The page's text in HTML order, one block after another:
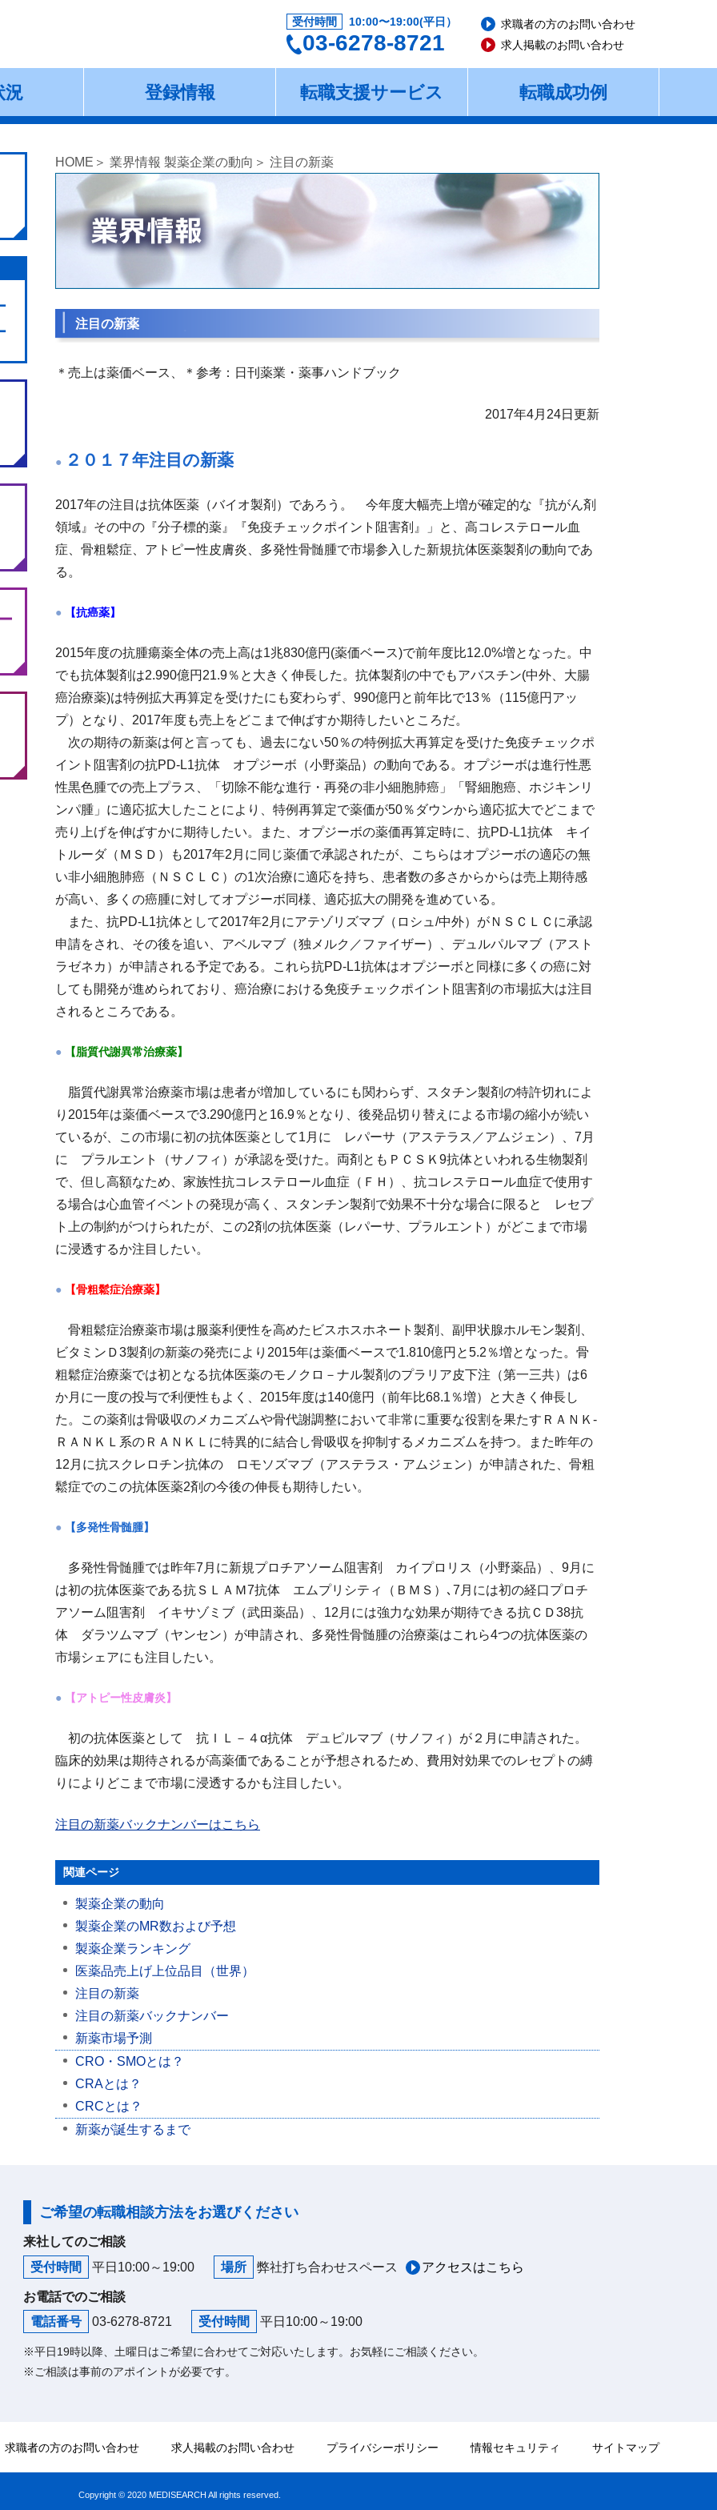
受付時間 10:00〜19:00(平日）
03-6278-8721
求職者の方のお問い合わせ
求人掲載のお問い合わせ
況 登録情報 転職支援サービス 転職成功例
HOME ＞ 業界情報 製薬企業の動向 ＞ 注目の新薬
注目の新薬
＊売上は薬価ベース、＊参考：日刊薬業・薬事ハンドブック
2017年4月24日更新
２０１７年注目の新薬
2017年の注目は抗体医薬（バイオ製剤）であろう。 今年度大幅売上増が確定的な『抗がん剤
領域』その中の『分子標的薬』『免疫チェックポイント阻害剤』」と、高コレステロール血
症、骨粗鬆症、アトピー性皮膚炎、多発性骨髄腫で市場参入した新規抗体医薬製剤の動向であ
る。
【抗癌薬】
2015年度の抗腫瘍薬全体の売上高は1兆830億円(薬価ベース)で前年度比12.0%増となった。中
でも抗体製剤は2.990億円21.9％と大きく伸長した。抗体製剤の中でもアバスチン(中外、大腸
癌治療薬)は特例拡大再算定を受けたにも変わらず、990億円と前年比で13％（115億円アッ
プ）となり、2017年度も売上をどこまで伸ばすか期待したいところだ。
次の期待の新薬は何と言っても、過去にない50％の特例拡大再算定を受けた免疫チェックポ
イント阻害剤の抗PD-L1抗体 オプジーボ（小野薬品）の動向である。オプジーボは進行性悪
性黒色腫での売上プラス、「切除不能な進行・再発の非小細胞肺癌」「腎細胞癌、ホジキンリ
ンパ腫」に適応拡大したことにより、特例再算定で薬価が50％ダウンから適応拡大でどこまで
売り上げを伸ばすかに期待したい。また、オプジーボの薬価再算定時に、抗PD-L1抗体 キイ
トルーダ（ＭＳＤ）も2017年2月に同じ薬価で承認されたが、こちらはオプジーボの適応の無
い非小細胞肺癌（ＮＳＣＬＣ）の1次治療に適応を持ち、患者数の多さからからは売上期待感
が高い、多くの癌腫に対してオプジーボ同様、適応拡大の開発を進めている。
また、抗PD-L1抗体として2017年2月にアテゾリズマブ（ロシュ/中外）がＮＳＣＬＣに承認
申請をされ、その後を追い、アベルマブ（独メルク／ファイザー）、デュルパルマブ（アスト
ラゼネカ）が申請される予定である。これら抗PD-L1抗体はオプジーボと同様に多くの癌に対
しても開発が進められており、癌治療における免疫チェックポイント阻害剤の市場拡大は注目
されるところである。
【脂質代謝異常治療薬】
脂質代謝異常治療薬市場は患者が増加しているにも関わらず、スタチン製剤の特許切れによ
り2015年は薬価ベースで3.290億円と16.9％となり、後発品切り替えによる市場の縮小が続い
ているが、この市場に初の抗体医薬として1月に レパーサ（アステラス／アムジェン）、7月
に プラルエント（サノフィ）が承認を受けた。両剤ともＰＣＳＫ9抗体といわれる生物製剤
で、但し高額なため、家族性抗コレステロール血症（ＦＨ）、抗コレステロール血症で使用す
る場合は心血管イベントの発現が高く、スタンチン製剤で効果不十分な場合に限ると レセプ
ト上の制約がつけられたが、この2剤の抗体医薬（レパーサ、プラルエント）がどこまで市場
に浸透するか注目したい。
【骨粗鬆症治療薬】
骨粗鬆症治療薬市場は服薬利便性を高めたビスホスホネート製剤、副甲状腺ホルモン製剤、
ビタミンＤ3製剤の新薬の発売により2015年は薬価ベースで1.810億円と5.2％増となった。骨
粗鬆症治療薬では初となる抗体医薬のモノクロ－ナル製剤のプラリア皮下注（第一三共）は6
か月に一度の投与で利便性もよく、2015年度は140億円（前年比68.1％増）と大きく伸長し
た。この薬剤は骨吸収のメカニズムや骨代謝調整において非常に重要な役割を果たすＲＡＮＫ-
ＲＡＮＫＬ系のＲＡＮＫＬに特異的に結合し骨吸収を抑制するメカニズムを持つ。また昨年の
12月に抗スクレロチン抗体の ロモソズマブ（アステラス・アムジェン）が申請された、骨粗
鬆症でのこの抗体医薬2剤の今後の伸長も期待したい。
【多発性骨髄腫】
多発性骨髄腫では昨年7月に新規プロチアソーム阻害剤 カイプロリス（小野薬品）、9月に
は初の抗体医薬である抗ＳＬＡＭ7抗体 エムプリシティ（ＢＭＳ）､7月には初の経口プロチ
アソーム阻害剤 イキサゾミブ（武田薬品）、12月には強力な効果が期待できる抗ＣＤ38抗
体 ダラツムマブ（ヤンセン）が申請され、多発性骨髄腫の治療薬はこれら4つの抗体医薬の
市場シェアにも注目したい。
【アトピー性皮膚炎】
初の抗体医薬として 抗ＩＬ－４α抗体 デュピルマブ（サノフィ）が２月に申請された。
臨床的効果は期待されるが高薬価であることが予想されるため、費用対効果でのレセプトの縛
りによりどこまで市場に浸透するかも注目したい。
注目の新薬バックナンバーはこちら
関連ページ
製薬企業の動向
製薬企業のMR数および予想
製薬企業ランキング
医薬品売上げ上位品目（世界）
注目の新薬
注目の新薬バックナンバー
新薬市場予測
CRO・SMOとは？
CRAとは？
CRCとは？
新薬が誕生するまで
ご希望の転職相談方法をお選びください
来社してのご相談
受付時間
平日10:00～19:00 場所 弊社打ち合わせスペース アクセスはこちら
お電話でのご相談
電話番号
03-6278-8721 受付時間 平日10:00～19:00
※平日19時以降、土曜日はご希望に合わせてご対応いたします。お気軽にご相談ください。
※ご相談は事前のアポイントが必要です。
求職者の方のお問い合わせ 求人掲載のお問い合わせ プライバシーポリシー 情報セキュリティ サイトマップ
Copyright © 2020 MEDISEARCH All rights reserved.